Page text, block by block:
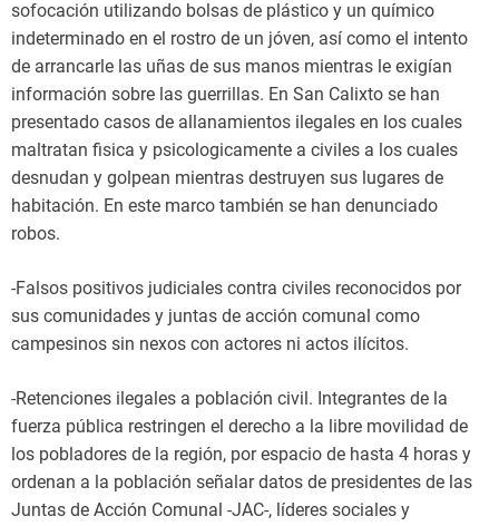
sofocación utilizando bolsas de plástico y un químico
indeterminado en el rostro de un jóven, así como el intento
de arrancarle las uñas de sus manos mientras le exigían
información sobre las guerrillas. En San Calixto se han
presentado casos de allanamientos ilegales en los cuales
maltratan fisica y psicologicamente a civiles a los cuales
desnudan y golpean mientras destruyen sus lugares de
habitación. En este marco también se han denunciado
robos.
-Falsos positivos judiciales contra civiles reconocidos por
sus comunidades y juntas de acción comunal como
campesinos sin nexos con actores ni actos ilícitos.
-Retenciones ilegales a población civil. Integrantes de la
fuerza pública restringen el derecho a la libre movilidad de
los pobladores de la región, por espacio de hasta 4 horas y
ordenan a la población señalar datos de presidentes de las
Juntas de Acción Comunal -JAC-, líderes sociales y